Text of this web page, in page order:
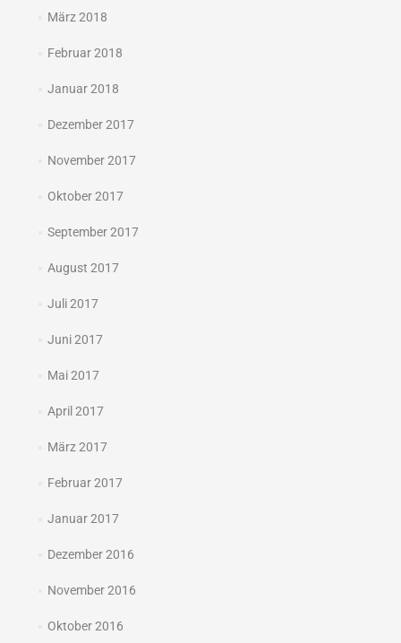
März 2018
Februar 2018
Januar 2018
Dezember 2017
November 2017
Oktober 2017
September 2017
August 2017
Juli 2017
Juni 2017
Mai 2017
April 2017
März 2017
Februar 2017
Januar 2017
Dezember 2016
November 2016
Oktober 2016